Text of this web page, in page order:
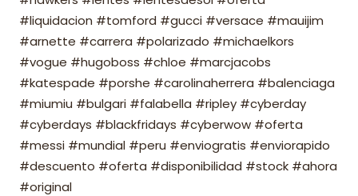
#liquidacion #tomford #gucci #versace #mauijim
#arnette #carrera #polarizado #michaelkors
#vogue #hugoboss #chloe #marcjacobs
#katespade #porshe #carolinaherrera #balenciaga
#miumiu #bulgari #falabella #ripley #cyberday
#cyberdays #blackfridays #cyberwow #oferta
#messi #mundial #peru #enviogratis #enviorapido
#descuento #oferta #disponibilidad #stock #ahora
#original